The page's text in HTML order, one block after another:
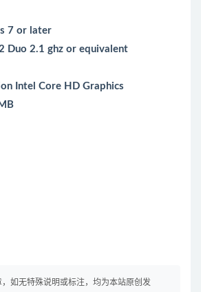
7 or later
Duo 2.1 ghz or equivalent
Intel Core HD Graphics
如无特殊说明或标注，均为本站原创发